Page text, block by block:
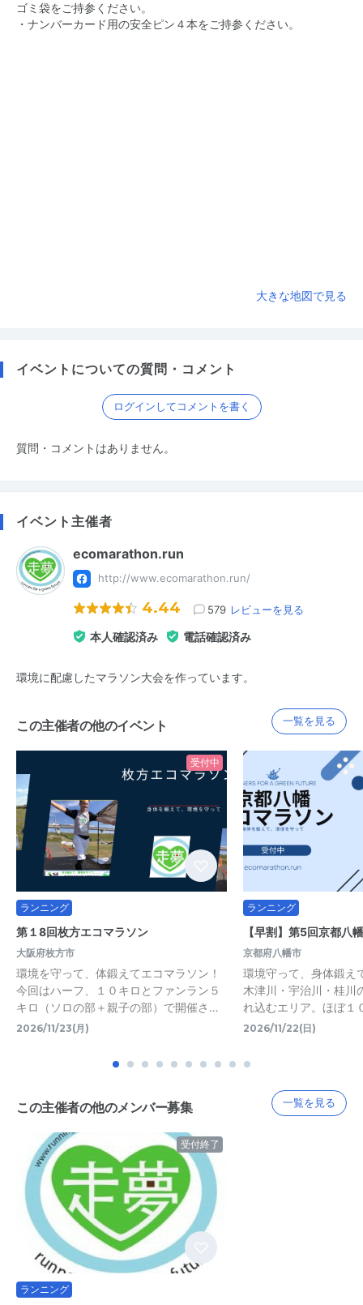
ゴミ袋をご持参ください。
・ナンバーカード用の安全ピン４本をご持参ください。
大きな地図で見る
イベントについての質問・コメント
ログインしてコメントを書く
質問・コメントはありません。
イベント主催者
ecomarathon.run
http://www.ecomarathon.run/
4.44 579 レビューを見る
本人確認済み 電話確認済み
環境に配慮したマラソン大会を作っています。
この主催者の他のイベント 一覧を見る
受付中
ランニング
第１8回枚方エコマラソン
大阪府枚方市
環境を守って、体鍛えてエコマラソン！
今回はハーフ、１０キロとファンラン５
キロ（ソロの部＋親子の部）で開催さ…
2026/11/23(月)
ランニング
【早割】第5回京都八
京都府八幡市
環境守って、身体鍛え
木津川・宇治川・桂川
れ込むエリア。ほぼ１
2026/11/22(日)
この主催者の他のメンバー募集 一覧を見る
受付終了
ランニング